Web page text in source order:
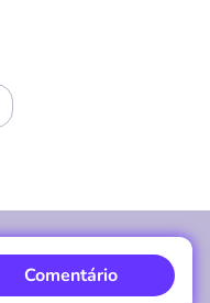
Comentário